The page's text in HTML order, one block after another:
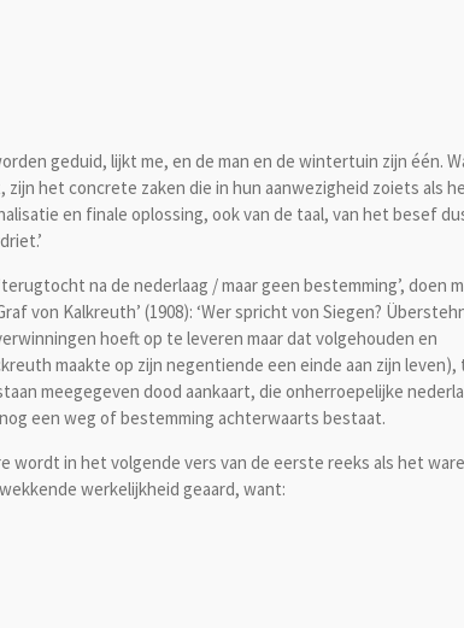
geduid, lijkt me, en de man en de wintertuin zijn één.
het concrete zaken die in hun aanwezigheid zoiets als
en finale oplossing, ook van de taal, van het besef
na de nederlaag / maar geen bestemming’, doen
von Kalkreuth’ (1908): ‘Wer spricht von Siegen?
hoeft op te leveren maar dat volgehouden en
maakte op zijn negentiende een einde aan zijn leven),
meegegeven dood aankaart, die onherroepelijke
een weg of bestemming achterwaarts bestaat.
in het volgende vers van de eerste reeks als het
werkelijkheid geaard, want: